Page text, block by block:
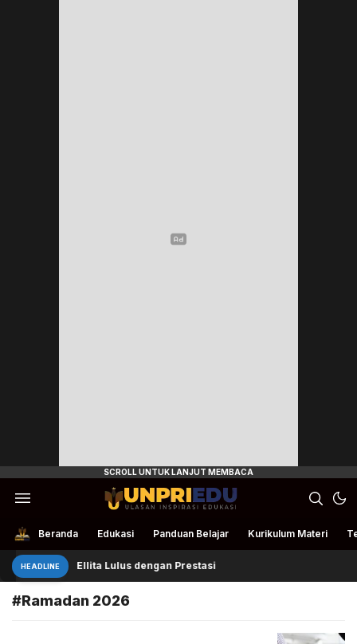
UnpriEdu
Ulasan Inspirasi Edukasi
Beranda Edukasi Panduan Belajar Kurikulum Materi
HEADLINE Ellita Lulus dengan Prestasi
#Ramadan 2026